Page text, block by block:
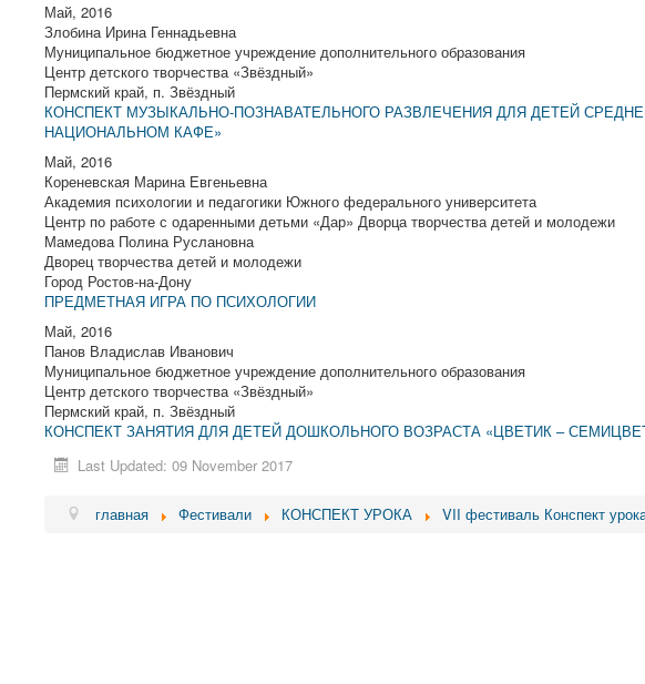
Май, 2016
Злобина Ирина Геннадьевна
Муниципальное бюджетное учреждение дополнительного образования
Центр детского творчества «Звёздный»
Пермский край, п. Звёздный
КОНСПЕКТ МУЗЫКАЛЬНО-ПОЗНАВАТЕЛЬНОГО РАЗВЛЕЧЕНИЯ ДЛЯ ДЕТЕЙ
НАЦИОНАЛЬНОМ КАФЕ»
Май, 2016
Кореневская Марина Евгеньевна
Академия психологии и педагогики Южного федерального университета
Центр по работе с одаренными детьми «Дар» Дворца творчества детей и молодежи
Мамедова Полина Руслановна
Дворец творчества детей и молодежи
Город Ростов-на-Дону
ПРЕДМЕТНАЯ ИГРА ПО ПСИХОЛОГИИ
Май, 2016
Панов Владислав Иванович
Муниципальное бюджетное учреждение дополнительного образования
Центр детского творчества «Звёздный»
Пермский край, п. Звёздный
КОНСПЕКТ ЗАНЯТИЯ ДЛЯ ДЕТЕЙ ДОШКОЛЬНОГО ВОЗРАСТА «ЦВЕТИК –
Last Updated: 09 November 2017
главная Фестивали КОНСПЕКТ УРОКА VII фестиваль Конспект